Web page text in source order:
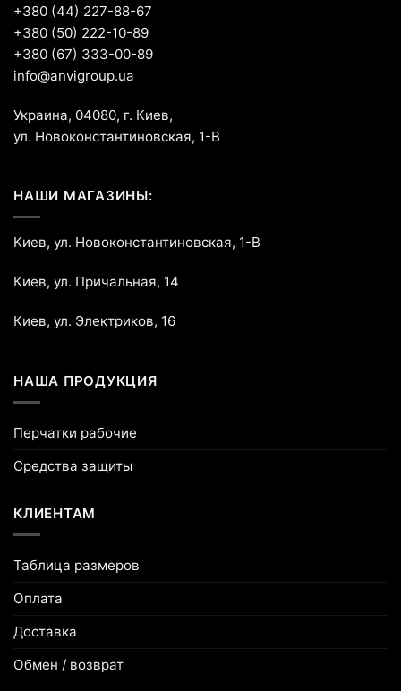
+380 (44) 227-88-67
+380 (50) 222-10-89
+380 (67) 333-00-89
info@anvigroup.ua
Украина, 04080, г. Киев,
ул. Новоконстантиновская, 1-В
НАШИ МАГАЗИНЫ:
Киев, ул. Новоконстантиновская, 1-В
Киев, ул. Причальная, 14
Киев, ул. Электриков, 16
НАША ПРОДУКЦИЯ
Перчатки рабочие
Средства защиты
КЛИЕНТАМ
Таблица размеров
Оплата
Доставка
Обмен / возврат